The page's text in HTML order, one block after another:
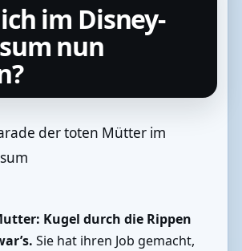
im Disney-
nun
der toten Mütter im
Kugel durch die Rippen
Sie hat ihren Job gemacht,